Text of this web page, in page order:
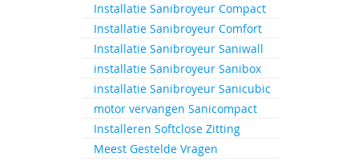
Installatie Sanibroyeur Compact
Installatie Sanibroyeur Comfort
Installatie Sanibroyeur Saniwall
installatie Sanibroyeur Sanibox
installatie Sanibroyeur Sanicubic
motor vervangen Sanicompact
Installeren Softclose Zitting
Meest Gestelde Vragen